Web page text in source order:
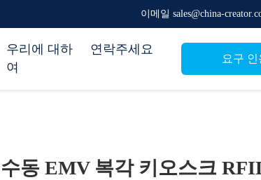
이메일 sales@china-
우리에 대하
여
연락주세요
요구 인
수동 EMV 복각 키오스크